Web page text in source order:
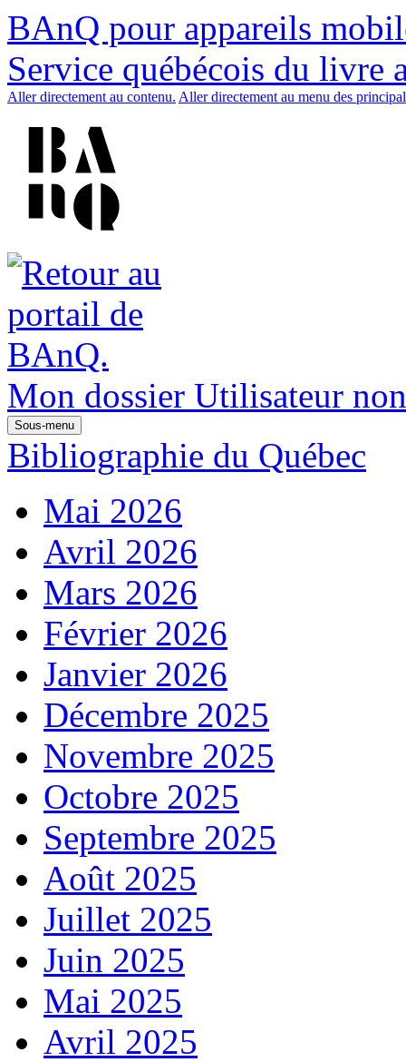
BAnQ pour appareils
Service québécois du livre
Aller directement au contenu. Aller directement au menu des
Mon dossier Utilisateur
Sous-menu
Bibliographie du Québec
Mai 2026
Avril 2026
Mars 2026
Février 2026
Janvier 2026
Décembre 2025
Novembre 2025
Octobre 2025
Septembre 2025
Août 2025
Juillet 2025
Juin 2025
Mai 2025
Avril 2025